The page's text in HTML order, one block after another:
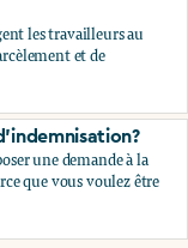
les travailleurs au
et de
à votre employeur
une demande à la
que vous voulez être